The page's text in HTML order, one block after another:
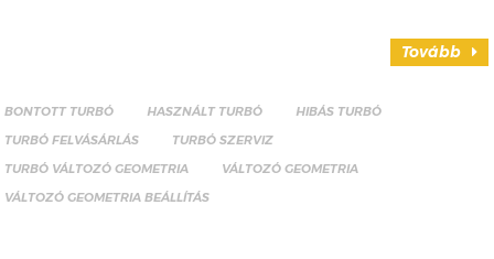
Tovább
BONTOTT TURBÓ HASZNÁLT TURBÓ
HIBÁS TURBÓ
TURBÓ FELVÁSÁRLÁS
TURBÓ SZERVIZ
TURBÓ VÁLTOZÓ GEOMETRIA
VÁLTOZÓ GEOMETRIA
VÁLTOZÓ GEOMETRIA BEÁLLÍTÁS